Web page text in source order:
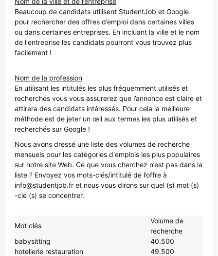
Beaucoup de candidats utilisent StudentJob et Google
pour rechercher des offres d’emploi dans certaines villes
ou dans certaines entreprises. En incluant la ville et le nom
de l'entreprise les candidats pourront vous trouvez plus
facilement !
Nom de la profession
En utilisant les intitulés les plus fréquemment utilisés et
recherchés vous vous assurerez que l’annonce est claire et
attirera des candidats intéressés. Pour cela la meilleure
méthode est de jeter un œil aux termes les plus utilisés et
recherchés sur Google !
Nous avons dressé une liste des volumes de recherche
mensuels pour les catégories d'emplois les plus populaires
sur notre site Web. Ce que vous cherchez n’est pas dans la
liste ? Envoyez vos mots-clés/intitulé de l’offre à
info@studentjob.fr et nous vous dirons sur quel (s) mot (s)
-clé (s) se concentrer.
Mot clés
Volume de
recherche
babysitting
40.500
hotellerie restauration
49.500